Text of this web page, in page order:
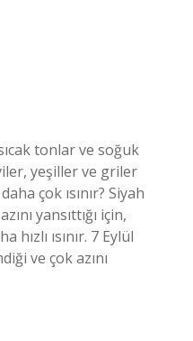
tonlar ve soğuk
yeşiller ve griler
çok ısınır? Siyah
yansıttığı için,
ısınır. 7 Eylül
ve çok azını